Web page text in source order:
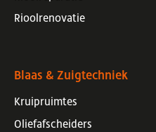
Rioolrenovatie
Blaas & Zuigtechniek
Kruipruimtes
Oliefafscheiders